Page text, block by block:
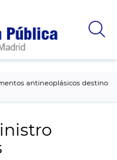
antineoplásicos destino